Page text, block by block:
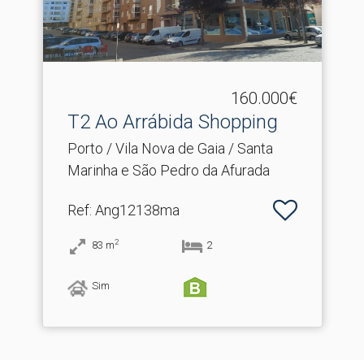
160.000€
T2 Ao Arrábida Shopping
Porto / Vila Nova de Gaia / Santa
Marinha e São Pedro da Afurada
Ref: Ang12138ma
83 m2 2
Sim